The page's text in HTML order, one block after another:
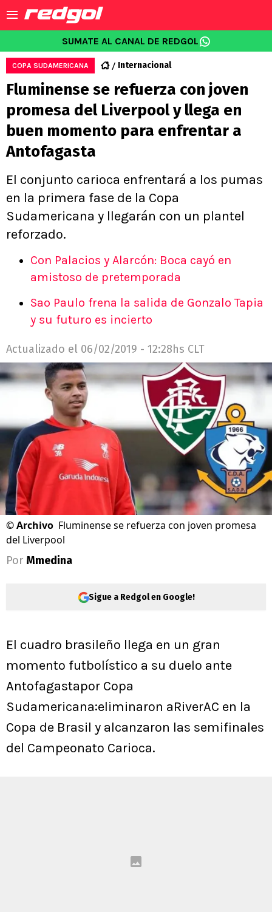
SUMATE AL CANAL DE REDGOL
COPA SUDAMERICANA Internacional
Fluminense se refuerza con joven
promesa del Liverpool y llega en
buen momento para enfrentar a
Antofagasta
El conjunto carioca enfrentará a los pumas
en la primera fase de la Copa
Sudamericana y llegarán con un plantel
reforzado.
Con Palacios y Alarcón: Boca cayó en
amistoso de pretemporada
Sao Paulo frena la salida de Gonzalo Tapia
y su futuro es incierto
Actualizado el 06/02/2019 - 12:28hs CLT
©Archivo Fluminense se refuerza con joven promesa
del Liverpool
Por Mmedina
Sigue a Redgol en Google!
El cuadro brasileño llega en un gran
momento futbolístico a su duelo ante
Antofagastapor Copa
Sudamericana:eliminaron aRiverAC en la
Copa de Brasil y alcanzaron las semifinales
del Campeonato Carioca.